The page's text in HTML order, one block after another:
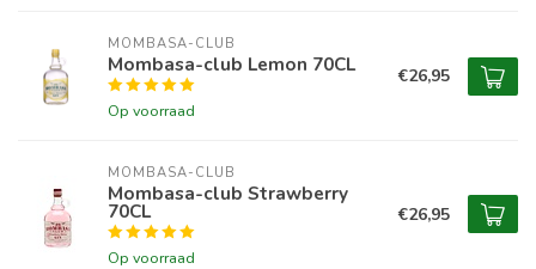
MOMBASA-CLUB
Mombasa-club Lemon 70CL
Op voorraad
€26,95
MOMBASA-CLUB
Mombasa-club Strawberry
70CL
Op voorraad
€26,95